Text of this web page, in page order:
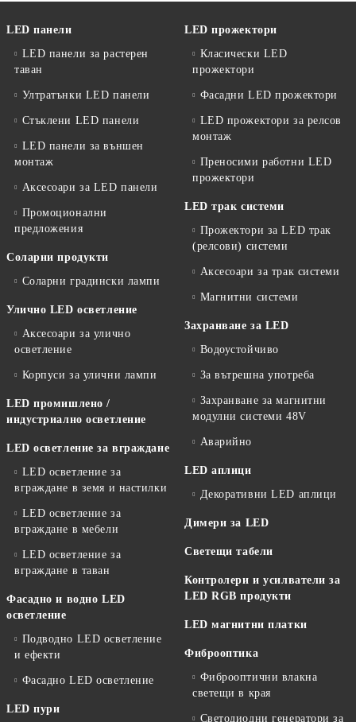
LED панели
LED панели за растерен
таван
Ултратънки LED панели
Стъклени LED панели
LED панели за външен
монтаж
Аксесоари за LED панели
Промоционални
предложения
Соларни продукти
Соларни градински лампи
Улично LED осветление
Аксесоари за улично
осветление
Корпуси за улични лампи
LED промишлено /
индустриално осветление
LED осветление за вграждане
LED осветление за
вграждане в земя и настилки
LED осветление за
вграждане в мебели
LED осветление за
вграждане в таван
Фасадно и водно LED
осветление
Подводно LED осветление
и ефекти
Фасадно LED осветление
LED пури
LED прожектори
Класически LED
прожектори
Фасадни LED прожектори
LED прожектори за релсов
монтаж
Преносими работни LED
прожектори
LED трак системи
Прожектори за LED трак
(релсови) системи
Аксесоари за трак системи
Магнитни системи
Захранване за LED
Водоустойчиво
За вътрешна употреба
Захранване за магнитни
модулни системи 48V
Аварийно
LED аплици
Декоративни LED аплици
Димери за LED
Светещи табели
Контролери и усилватели за
LED RGB продукти
LED магнитни платки
Фиброоптика
Фиброоптични влакна
светещи в края
Светодиодни генератори за